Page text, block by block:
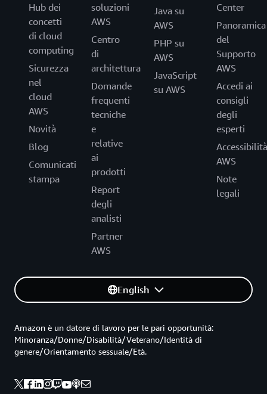
Hub dei
concetti
di cloud
computing
Sicurezza
nel
cloud
AWS
Novità
Blog
Comunicati
stampa
soluzioni
AWS
Centro
di
architettura
Domande
frequenti
tecniche
e
relative
ai
prodotti
Report
degli
analisti
Partner
AWS
Java su
AWS
PHP su
AWS
JavaScript
su AWS
Center
Panoramica
del
Supporto
AWS
Accedi ai
consigli
degli
esperti
Accessibilità
AWS
Note
legali
English
Amazon è un datore di lavoro per le pari opportunità:
Minoranza/Donne/Disabilità/Veterano/Identità di
genere/Orientamento sessuale/Età.